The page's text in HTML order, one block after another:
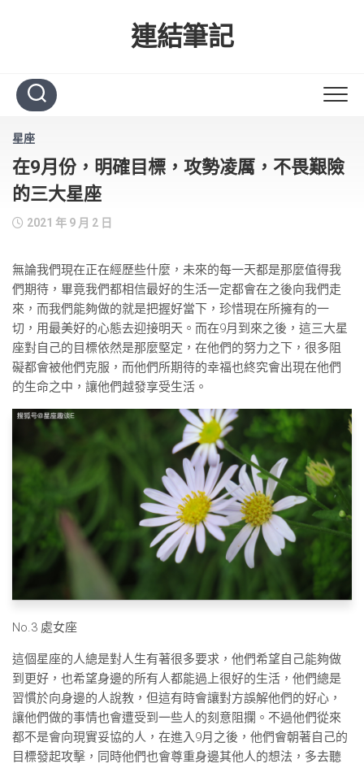
連結筆記
星座
在9月份，明確目標，攻勢凌厲，不畏艱險
的三大星座
2021 年 9 月 2 日
無論我們現在正在經歷些什麼，未來的每一天都是那麼值得我
們期待，畢竟我們都相信最好的生活一定都會在之後向我們走
來，而我們能夠做的就是把握好當下，珍惜現在所擁有的一
切，用最美好的心態去迎接明天。而在9月到來之後，這三大星
座對自己的目標依然是那麼堅定，在他們的努力之下，很多阻
礙都會被他們克服，而他們所期待的幸福也終究會出現在他們
的生命之中，讓他們越發享受生活。
No.3 處女座
這個星座的人總是對人生有著很多要求，他們希望自己能夠做
到更好，也希望身邊的所有人都能過上很好的生活，他們總是
習慣於向身邊的人說教，但這有時會讓對方誤解他們的好心，
讓他們做的事情也會遭受到一些人的刻意阻攔。不過他們從來
都不是會向現實妥協的人，在進入9月之後，他們會朝著自己的
目標發起攻擊，同時他們也會尊重身邊其他人的想法，多去聽